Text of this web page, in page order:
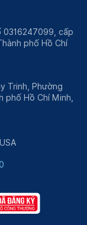
0316247099, cấp
phố Hồ Chí
Trinh, Phường
phố Hồ Chí Minh,